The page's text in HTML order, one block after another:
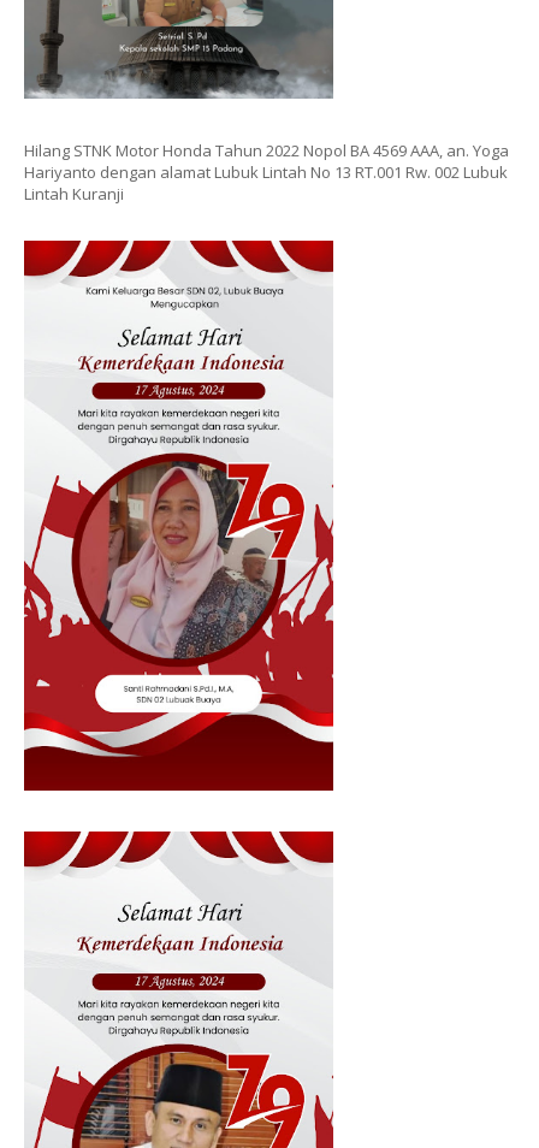
Hilang STNK Motor Honda Tahun 2022 Nopol BA 4569 AAA, an. Yoga
Hariyanto dengan alamat Lubuk Lintah No 13 RT.001 Rw. 002 Lubuk
Lintah Kuranji